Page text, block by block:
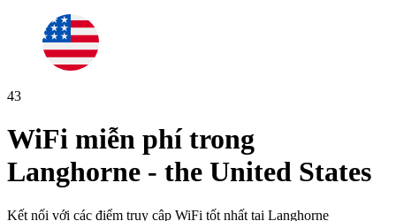
43
WiFi miễn phí trong
Langhorne - the United States
Kết nối với các điểm truy cập WiFi tốt nhất tại Langhorne